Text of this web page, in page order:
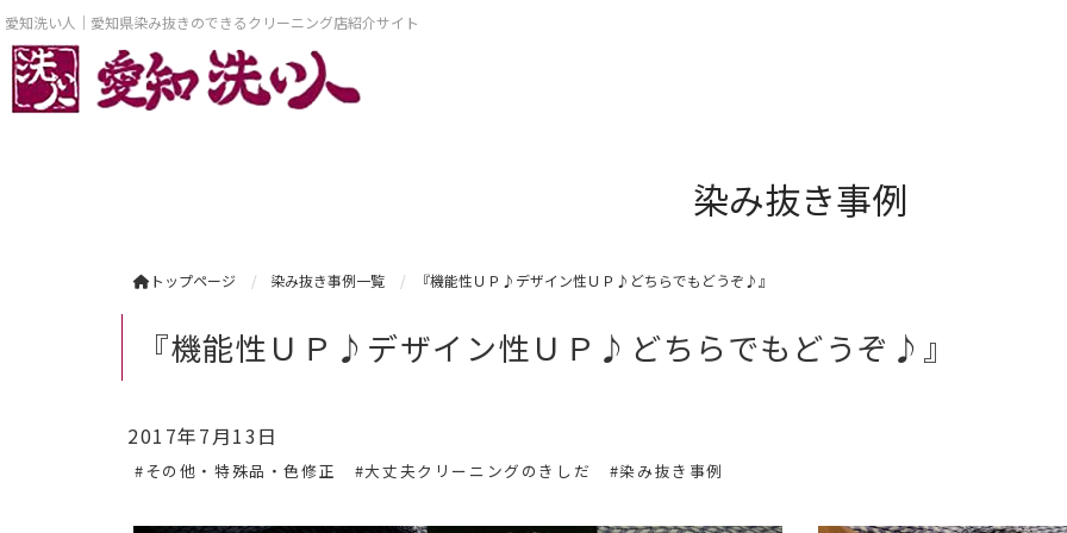
愛知洗い人｜愛知県染み抜きのできるクリーニング店紹介サイト
染み抜き事例
トップページ 染み抜き事例一覧 『機能性ＵＰ♪デザイン性ＵＰ♪どちらでもどうぞ♪』
『機能性ＵＰ♪デザイン性ＵＰ♪どちらでもどうぞ♪』
2017年7月13日
#その他・特殊品・色修正 #大丈夫クリーニングのきしだ #染み抜き事例